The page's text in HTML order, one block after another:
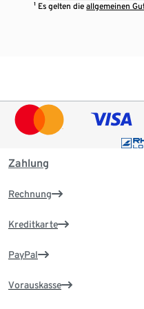
¹ Es gelten dieallgemeinen
Zahlung
Rechnung
Kreditkarte
PayPal
Vorauskasse